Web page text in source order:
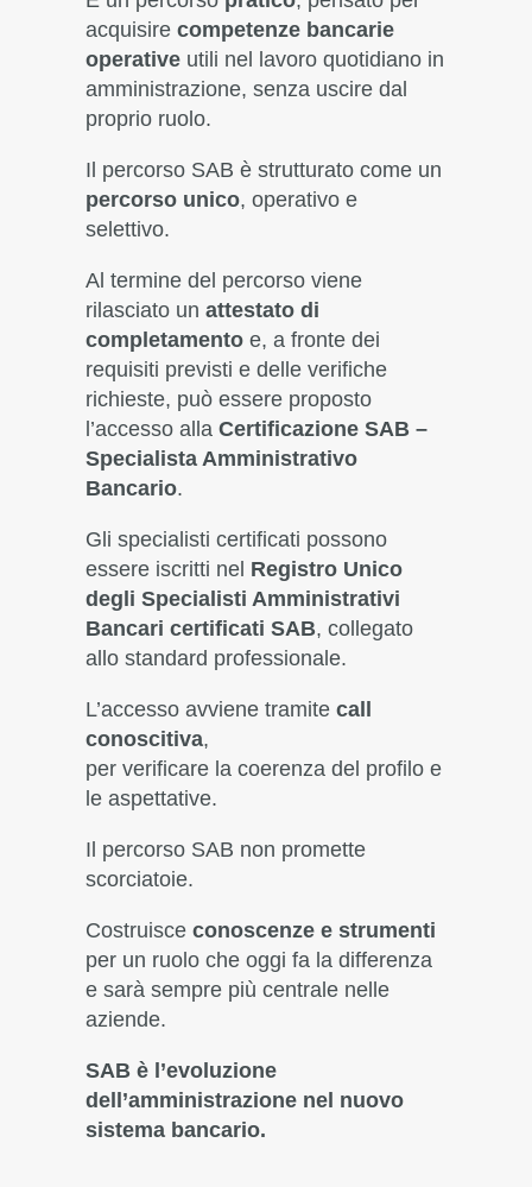
acquisire competenze bancarie
operativeutili nel lavoro quotidiano in
amministrazione, senza uscire dal
proprio ruolo.
Il percorso SAB è strutturato come un
percorso unico, operativo e
selettivo.
Al termine del percorso viene
rilasciato un attestato di
completamentoe, a fronte dei
requisiti previsti e delle verifiche
richieste, può essere proposto
l’accesso alla Certificazione SAB –
Specialista Amministrativo
Bancario.
Gli specialisti certificati possono
essere iscritti nel Registro Unico
degli Specialisti Amministrativi
Bancari certificati SAB, collegato
allo standard professionale.
L’accesso avviene tramite call
conoscitiva,
per verificare la coerenza del profilo e
le aspettative.
Il percorso SAB non promette
scorciatoie.
Costruisce conoscenze e strumenti
per un ruolo che oggi fa la differenza
e sarà sempre più centrale nelle
aziende.
SAB è l’evoluzione
dell’amministrazione nel nuovo
sistema bancario.